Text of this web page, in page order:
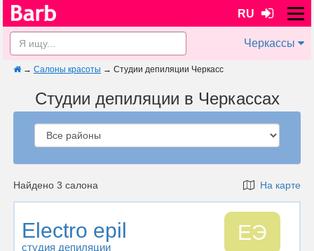
RU
Черкассы
→ Салоны красоты → Студии депиляции Черкасс
Студии депиляции в Черкассах
Найдено 3 салона На карте
Electro epil
студия депиляции
EЭ